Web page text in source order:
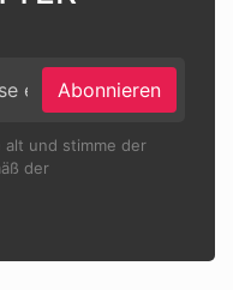
Abonnieren
alt und stimme der
der